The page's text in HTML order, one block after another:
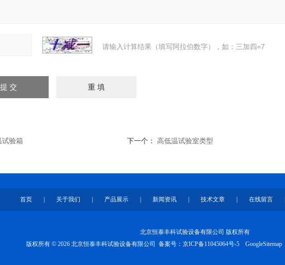
请输入计算结果（填写阿拉伯数字），如：三加四=7
验箱 下一个： 高低温试验室类型
首页 关于我们 产品展示 新闻资讯 技术文章 在线留言
北京恒泰丰科试验设备有限公司 版权所有
版权所有 © 2026 北京恒泰丰科试验设备有限公司 备案号： 京ICP备11045064号-5 GoogleSitemap